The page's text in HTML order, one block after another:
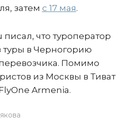
затем с 17 мая.
что туроператор
туры в Черногорию
Помимо
из Москвы в Тиват
Armenia.